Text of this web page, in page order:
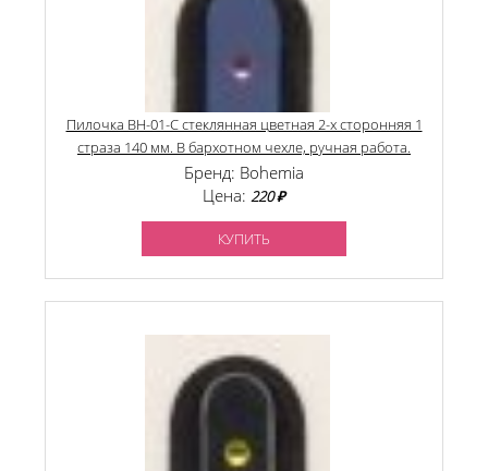
Пилочка BH-01-C стеклянная цветная 2-х сторонняя 1
страза 140 мм. В бархотном чехле, ручная работа.
Бренд: Bohemia
Цена: 220 ₽
КУПИТЬ